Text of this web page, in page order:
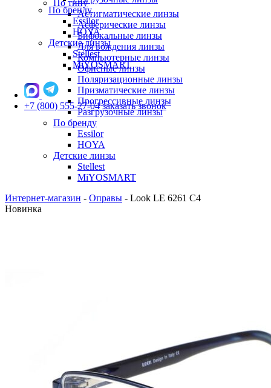
По типу
Астигматические линзы
Асферические линзы
Бифокальные линзы
Для вождения линзы
Компьютерные линзы
Офисные линзы
Поляризационные линзы
Призматические линзы
Прогрессивные линзы
Разгрузочные линзы
По бренду
Essilor
HOYA
Детские линзы
Stellest
MiYOSMART
По бренду
Essilor
HOYA
Детские линзы
Stellest
MiYOSMART
+7 (800) 555-27-04 заказать звонок
Интернет-магазин - Оправы - Look LE 6261 C4
Новинка